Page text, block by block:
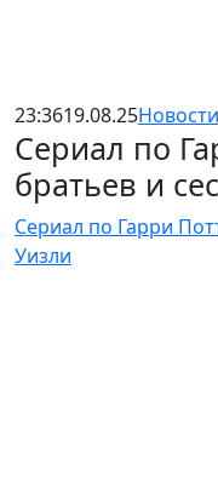
23:3619.08.25Новости
Сериал по
братьев и
Сериал по Гарри
Уизли